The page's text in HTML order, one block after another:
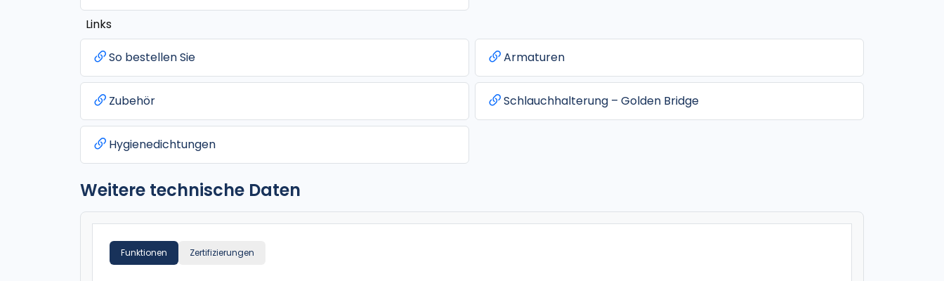
Links
So bestellen Sie Armaturen
Zubehör Schlauchhalterung – Golden Bridge
Hygienedichtungen
Weitere technische Daten
Funktionen Zertifizierungen